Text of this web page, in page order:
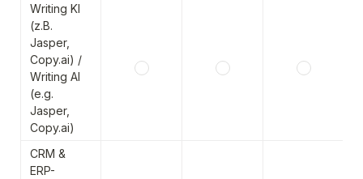
Writing KI
(z.B.
Jasper,
Copy.ai) /
Writing AI
(e.g.
Jasper,
Copy.ai)
CRM &
ERP-